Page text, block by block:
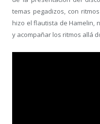
temas pegadizos, con
hizo el flautista de Hamelin,
y acompañar los ritmos allá